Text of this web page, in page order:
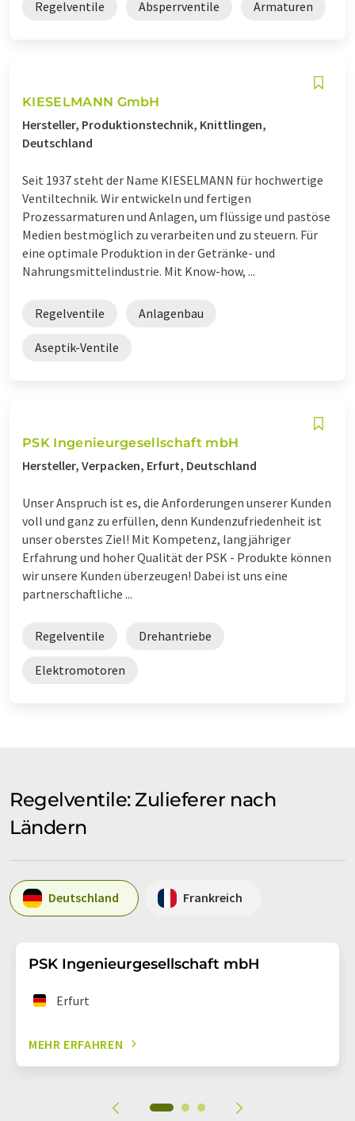
Regelventile Absperrventile Armaturen
KIESELMANN GmbH
Hersteller, Produktionstechnik, Knittlingen,
Deutschland
Seit 1937 steht der Name KIESELMANN für hochwertige
Ventiltechnik. Wir entwickeln und fertigen
Prozessarmaturen und Anlagen, um flüssige und pastöse
Medien bestmöglich zu verarbeiten und zu steuern. Für
eine optimale Produktion in der Getränke- und
Nahrungsmittelindustrie. Mit Know-how, ...
Regelventile Anlagenbau
Aseptik-Ventile
PSK Ingenieurgesellschaft mbH
Hersteller, Verpacken, Erfurt, Deutschland
Unser Anspruch ist es, die Anforderungen unserer Kunden
voll und ganz zu erfüllen, denn Kundenzufriedenheit ist
unser oberstes Ziel! Mit Kompetenz, langjähriger
Erfahrung und hoher Qualität der PSK - Produkte können
wir unsere Kunden überzeugen! Dabei ist uns eine
partnerschaftliche ...
Regelventile Drehantriebe
Elektromotoren
Regelventile: Zulieferer nach
Ländern
Deutschland Frankreich
PSK Ingenieurgesellschaft mbH
Erfurt
MEHR ERFAHREN